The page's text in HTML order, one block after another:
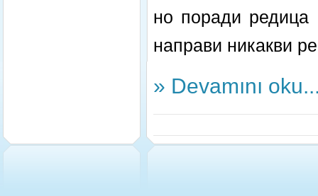
но поради редица
направи никакви
» Devamını